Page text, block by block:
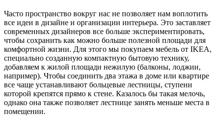
Часто пространство вокруг нас не позволяет нам воплотить
все идеи в дизайне и организации интерьера. Это заставляет
современных дизайнеров все больше экспериментировать,
чтобы сохранить как можно больше полезной площади для
комфортной жизни. Для этого мы покупаем мебель от IKEA,
специально созданную компактную бытовую технику,
добавляем к жилой площади нежилую (балконы, лоджии,
например). Чтобы соединить два этажа в доме или квартире
все чаще устанавливают больцевые лестницы, ступени
которой крепятся прямо к стене. Казалось бы такая мелочь,
однако она также позволяет лестнице занять меньше места в
помещении.